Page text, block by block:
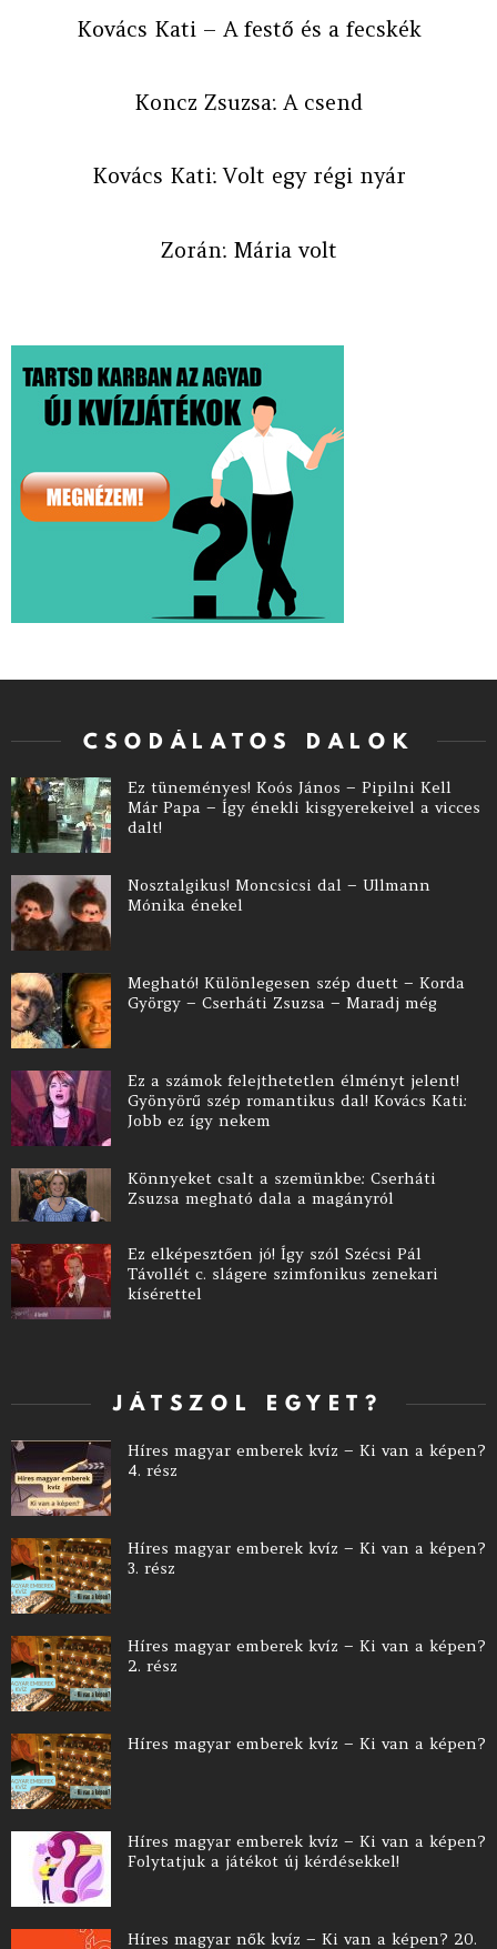
Kovács Kati – A festő és a fecskék
Koncz Zsuzsa: A csend
Kovács Kati: Volt egy régi nyár
Zorán: Mária volt
CSODÁLATOS DALOK
Ez tüneményes! Koós János – Pipilni Kell
Már Papa – Így énekli kisgyerekeivel a vicces
dalt!
Nosztalgikus! Moncsicsi dal – Ullmann
Mónika énekel
Megható! Különlegesen szép duett – Korda
György – Cserháti Zsuzsa – Maradj még
Ez a számok felejthetetlen élményt jelent!
Gyönyörű szép romantikus dal! Kovács Kati:
Jobb ez így nekem
Könnyeket csalt a szemünkbe: Cserháti
Zsuzsa megható dala a magányról
Ez elképesztően jó! Így szól Szécsi Pál
Távollét c. slágere szimfonikus zenekari
kísérettel
JÁTSZOL EGYET?
Híres magyar emberek kvíz – Ki van a képen?
4. rész
Híres magyar emberek kvíz – Ki van a képen?
3. rész
Híres magyar emberek kvíz – Ki van a képen?
2. rész
Híres magyar emberek kvíz – Ki van a képen?
Híres magyar emberek kvíz – Ki van a képen?
Folytatjuk a játékot új kérdésekkel!
Híres magyar nők kvíz – Ki van a képen? 20.